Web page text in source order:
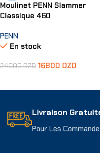
Moulinet PENN Slammer
Classique 460
PENN
En stock
24000DZD 16800 DZD
Livraison
Pour Les